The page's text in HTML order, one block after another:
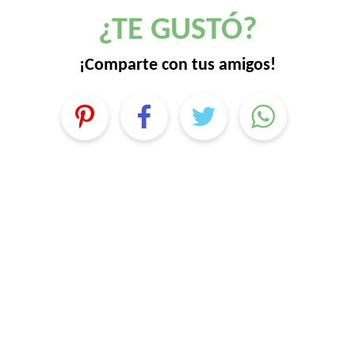
¿TE GUSTÓ?
¡Comparte con tus amigos!